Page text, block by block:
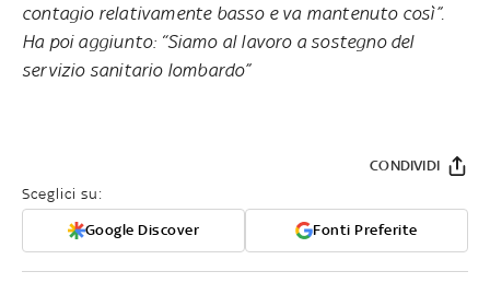
contagio relativamente basso e va mantenuto così”.
Ha poi aggiunto: “Siamo al lavoro a sostegno del
servizio sanitario lombardo”
Sceglici su:
Google Discover Fonti Preferite
CONDIVIDI